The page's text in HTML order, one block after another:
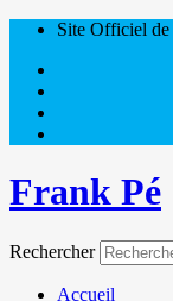
Site Officiel de
Frank Pé
Rechercher
Accueil